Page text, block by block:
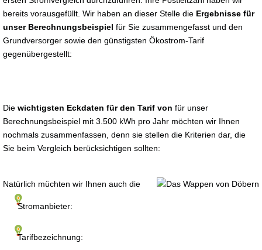
bereits vorausgefüllt. Wir haben an dieser Stelle die Ergebnisse für
unser Berechnungsbeispiel für Sie zusammengefasst und den
Grundversorger sowie den günstigsten Ökostrom-Tarif
gegenübergestellt:
Die wichtigsten Eckdaten für den Tarif von für unser
Berechnungsbeispiel mit 3.500 kWh pro Jahr möchten wir Ihnen
nochmals zusammenfassen, denn sie stellen die Kriterien dar, die
Sie beim Vergleich berücksichtigen sollten:
Stromanbieter:
Tarifbezeichnung:
Natürlich müchten wir Ihnen auch die